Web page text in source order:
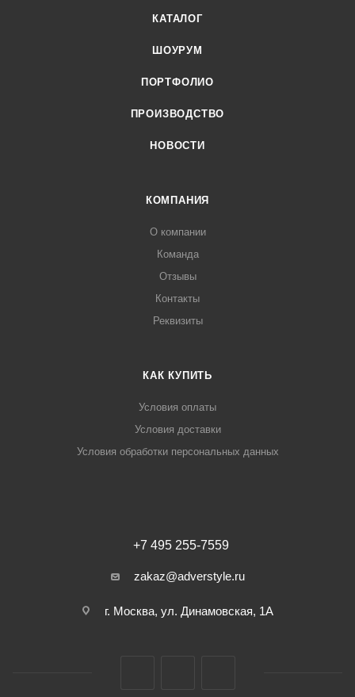
КАТАЛОГ
ШОУРУМ
ПОРТФОЛИО
ПРОИЗВОДСТВО
НОВОСТИ
КОМПАНИЯ
О компании
Команда
Отзывы
Контакты
Реквизиты
КАК КУПИТЬ
Условия оплаты
Условия доставки
Условия обработки персональных данных
+7 495 255-7559
zakaz@adverstyle.ru
г. Москва, ул. Динамовская, 1А